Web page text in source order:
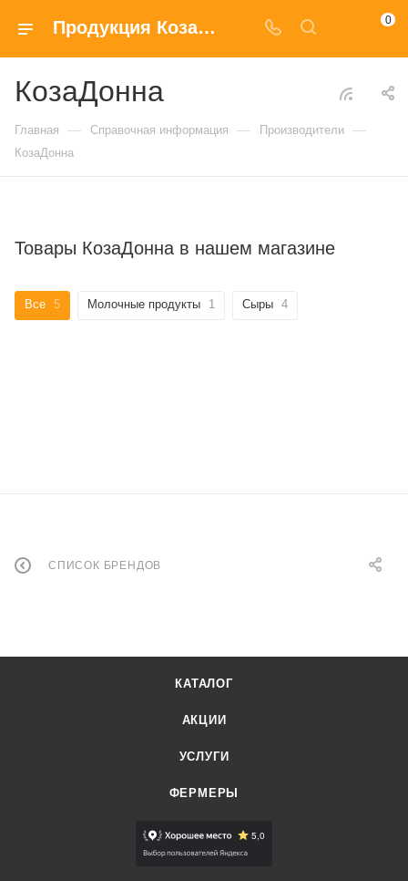
Продукция КозаДонна с доставкой заказать в Москве 0
КозаДонна
Главная — Справочная информация — Производители —
КозаДонна
Товары КозаДонна в нашем магазине
Все 5 Молочные продукты 1 Сыры 4
СПИСОК БРЕНДОВ
КАТАЛОГ
АКЦИИ
УСЛУГИ
ФЕРМЕРЫ